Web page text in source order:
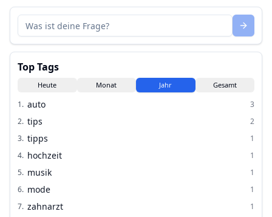
Top Tags
Heute Monat Jahr Gesamt
1. auto
3
2. tips
2
3. tipps
1
4. hochzeit
1
5. musik
1
6. mode
1
7. zahnarzt
1